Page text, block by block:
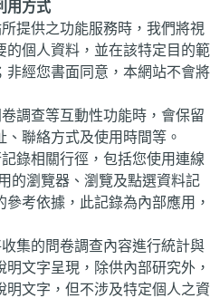
用方式
提供之功能服務時，我們將視
個人資料，並在該特定目的範
非經您書面同意，本網站不會將
調查等互動性功能時，會保留
聯絡方式及使用時間等。
錄相關行徑，包括您使用連線
的瀏覽器、瀏覽及點選資料記
考依據，此記錄為內部應用，
集的問卷調查內容進行統計與
文字呈現，除供內部研究外，
文字，但不涉及特定個人之資